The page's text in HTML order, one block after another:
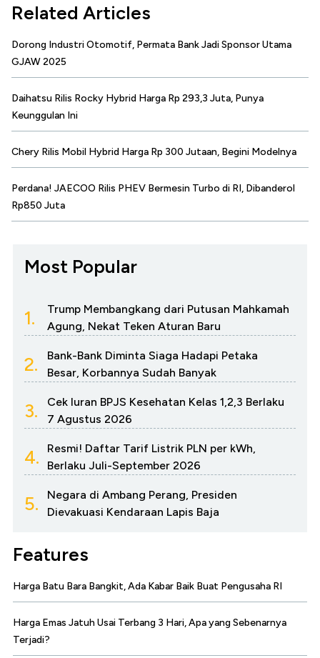
Related Articles
Dorong Industri Otomotif, Permata Bank Jadi Sponsor Utama
GJAW 2025
Daihatsu Rilis Rocky Hybrid Harga Rp 293,3 Juta, Punya
Keunggulan Ini
Chery Rilis Mobil Hybrid Harga Rp 300 Jutaan, Begini Modelnya
Perdana! JAECOO Rilis PHEV Bermesin Turbo di RI, Dibanderol
Rp850 Juta
Most Popular
1.
Trump Membangkang dari Putusan Mahkamah
Agung, Nekat Teken Aturan Baru
2.
Bank-Bank Diminta Siaga Hadapi Petaka
Besar, Korbannya Sudah Banyak
3.
Cek Iuran BPJS Kesehatan Kelas 1,2,3 Berlaku
7 Agustus 2026
4.
Resmi! Daftar Tarif Listrik PLN per kWh,
Berlaku Juli-September 2026
5.
Negara di Ambang Perang, Presiden
Dievakuasi Kendaraan Lapis Baja
Features
Harga Batu Bara Bangkit, Ada Kabar Baik Buat Pengusaha RI
Harga Emas Jatuh Usai Terbang 3 Hari, Apa yang Sebenarnya
Terjadi?